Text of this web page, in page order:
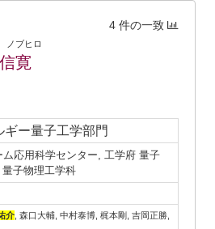
4 件の一致
ノブヒロ
寛
ギー量子工学部門
ム応用科学センター, 工学府 量子
子物理工学科
介 , 森口大輔, 中村泰博, 梶本剛, 吉岡正勝,